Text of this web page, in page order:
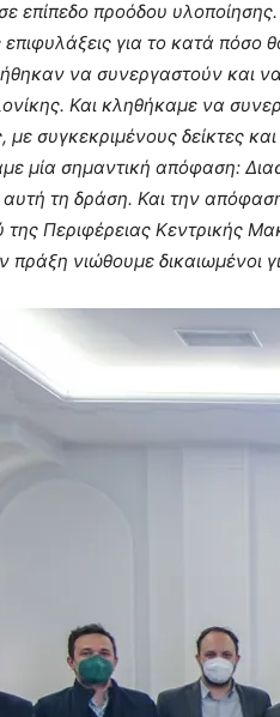
επίπεδο προόδου
για το κατά πόσο
να συνεργαστούν και
Και κληθήκαμε να
με συγκεκριμένους δείκτες
μία σημαντική απόφαση:
τη δράση. Και την
της Περιφέρειας Κεντρικής
πράξη νιώθουμε δικαιωμένοι